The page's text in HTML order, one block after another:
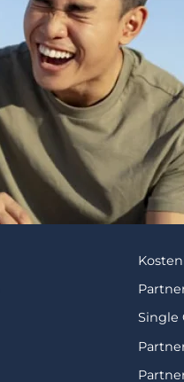
Single